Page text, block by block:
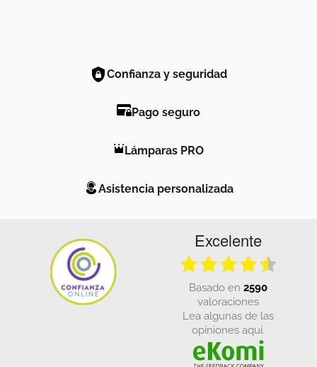
Confianza y seguridad
Pago seguro
Lámparas PRO
Asistencia personalizada
Excelente
basado en 2590
valoraciones
Lea algunas de las
opiniones aquí.